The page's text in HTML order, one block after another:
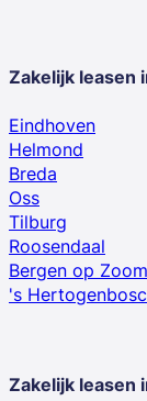
Zakelijk leasen
Eindhoven
Helmond
Breda
Oss
Tilburg
Roosendaal
Bergen op Zoom
's
Zakelijk leasen